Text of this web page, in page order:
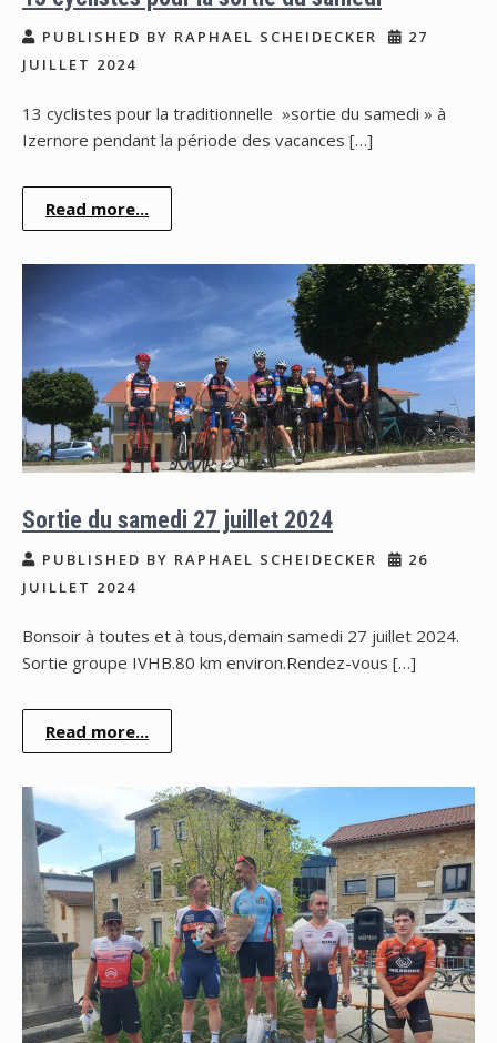
PUBLISHED BY RAPHAEL SCHEIDECKER
27
JUILLET 2024
13 cyclistes pour la traditionnelle »sortie du samedi » à
Izernore pendant la période des vacances […]
Read more...
Sortie du samedi 27 juillet 2024
PUBLISHED BY RAPHAEL SCHEIDECKER
26
JUILLET 2024
Bonsoir à toutes et à tous,demain samedi 27 juillet 2024.
Sortie groupe IVHB.80 km environ.Rendez-vous […]
Read more...